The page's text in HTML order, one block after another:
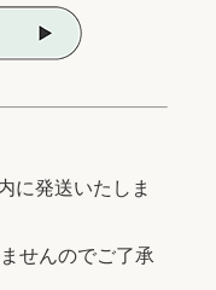
に発送いたしま
せんのでご了承